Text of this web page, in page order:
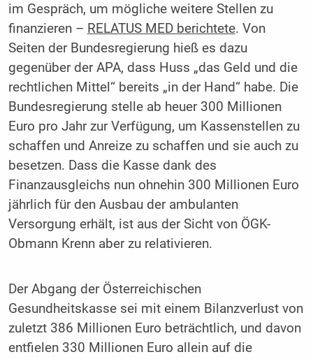
im Gespräch, um mögliche weitere Stellen zu
finanzieren – RELATUS MED berichtete. Von
Seiten der Bundesregierung hieß es dazu
gegenüber der APA, dass Huss „das Geld und die
rechtlichen Mittel“ bereits „in der Hand“ habe. Die
Bundesregierung stelle ab heuer 300 Millionen
Euro pro Jahr zur Verfügung, um Kassenstellen zu
schaffen und Anreize zu schaffen und sie auch zu
besetzen. Dass die Kasse dank des
Finanzausgleichs nun ohnehin 300 Millionen Euro
jährlich für den Ausbau der ambulanten
Versorgung erhält, ist aus der Sicht von ÖGK-
Obmann Krenn aber zu relativieren.
Der Abgang der Österreichischen
Gesundheitskasse sei mit einem Bilanzverlust von
zuletzt 386 Millionen Euro beträchtlich, und davon
entfielen 330 Millionen Euro allein auf die